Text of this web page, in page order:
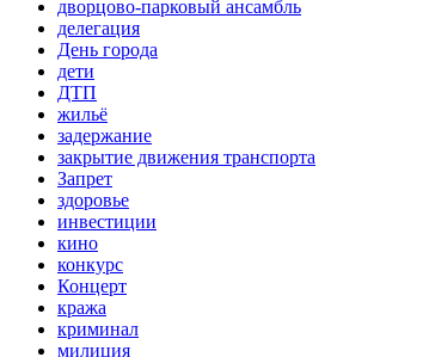
дворцово-парковый ансамбль
делегация
День города
дети
ДТП
жильё
задержание
закрытие движения транспорта
Запрет
здоровье
инвестиции
кино
конкурс
Концерт
кража
криминал
милиция